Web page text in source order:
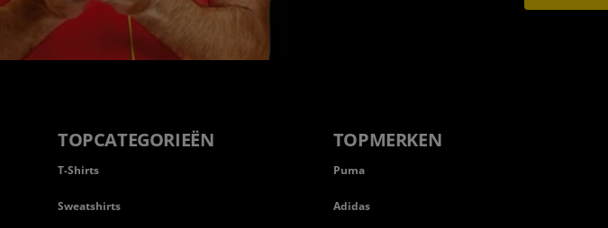
TOPCATEGORIEËN
T-Shirts
Sweatshirts
TOPMERKEN
Puma
Adidas